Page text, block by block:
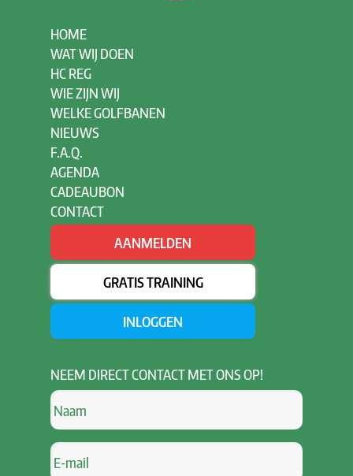
HOME
WAT WIJ DOEN
HC REG
WIE ZIJN WIJ
WELKE GOLFBANEN
NIEUWS
F.A.Q.
AGENDA
CADEAUBON
CONTACT
AANMELDEN
GRATIS TRAINING
INLOGGEN
NEEM DIRECT CONTACT MET ONS OP!